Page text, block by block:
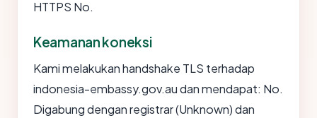
HTTPS No.
Keamanan koneksi
Kami melakukan handshake TLS terhadap
indonesia-embassy.gov.au dan mendapat: No.
Digabung dengan registrar (Unknown) dan